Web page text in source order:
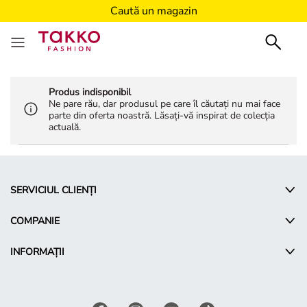
Caută un magazin
Produs indisponibil
Ne pare rău, dar produsul pe care îl căutați nu mai face
parte din oferta noastră. Lăsați-vă inspirat de colecția
actuală.
SERVICIUL CLIENȚI
COMPANIE
INFORMAȚII